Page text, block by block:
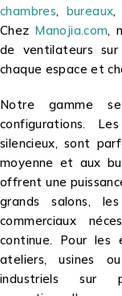
chambres, bureaux,
Chez Manojia.com,
de ventilateurs sur
chaque espace et
Notre gamme
configurations.
silencieux, sont
moyenne et aux
offrent une
grands salons,
commerciaux
continue. Pour les
ateliers, usines
industriels sur